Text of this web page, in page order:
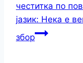
честитка по
јазик: Нека е
збор